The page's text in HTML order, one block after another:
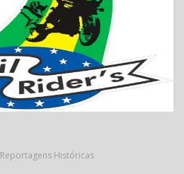
Reportagens Históricas